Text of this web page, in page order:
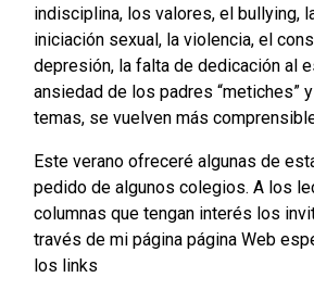
indisciplina, los valores, el bullying,
iniciación sexual, la violencia, el
depresión, la falta de dedicación al
ansiedad de los padres “metiches”
temas, se vuelven más
Este verano ofreceré algunas de
pedido de algunos colegios. A los
columnas que tengan interés los
través de mi página página Web
los links